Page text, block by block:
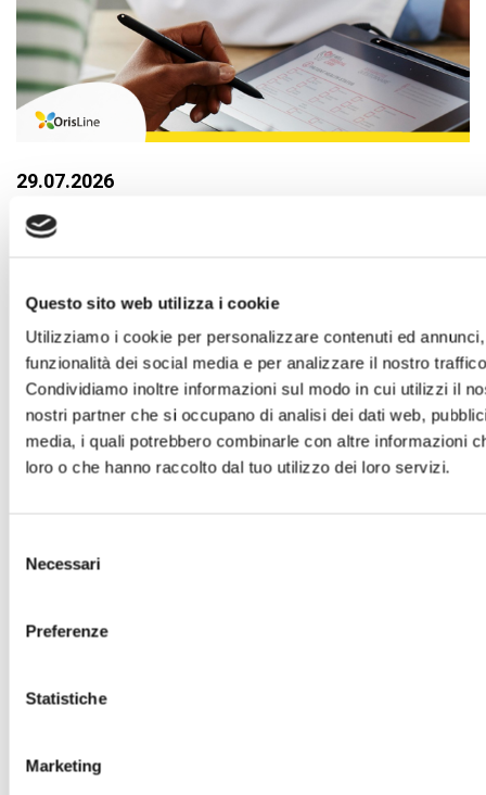
Questo sito web utilizza i cookie
Utilizziamo i cookie per personalizzare contenuti ed
funzionalità dei social media e per analizzare il nostro
Condividiamo inoltre informazioni sul modo in cui utilizzi il
nostri partner che si occupano di analisi dei dati web,
media, i quali potrebbero combinarle con altre informazioni
loro o che hanno raccolto dal tuo utilizzo dei loro servizi.
delNecessari
Preferenze
Statistiche
Marketing
29.07.2026
Firma Elettronica: tutto quello che c’è
digitalizzazione studio dentistico
dentisti
OrisDent OrisLine
software gestionale
odontoiatrico
Gestione delle prenotazioni online